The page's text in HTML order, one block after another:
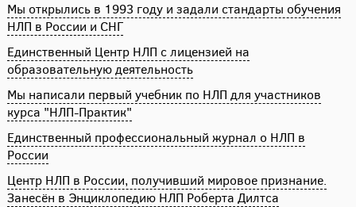
Мы открылись в 1993 году и задали стандарты обучения
НЛП в России и СНГ
Единственный Центр НЛП с лицензией на
образовательную деятельность
Мы написали первый учебник по НЛП для участников
курса "НЛП-Практик"
Единственный профессиональный журнал о НЛП в
России
Центр НЛП в России, получивший мировое признание.
Занесён в Энциклопедию НЛП Роберта Дилтса